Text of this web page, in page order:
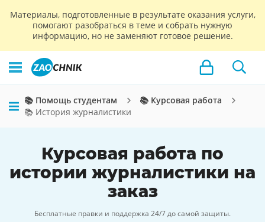
Материалы, подготовленные в результате оказания услуги,
помогают разобраться в теме и собрать нужную
информацию, но не заменяют готовое решение.
📚 Помощь студентам
📚 Курсовая работа
📚 История журналистики
Курсовая работа по
истории журналистики на
заказ
Бесплатные правки и поддержка 24/7 до самой защиты.